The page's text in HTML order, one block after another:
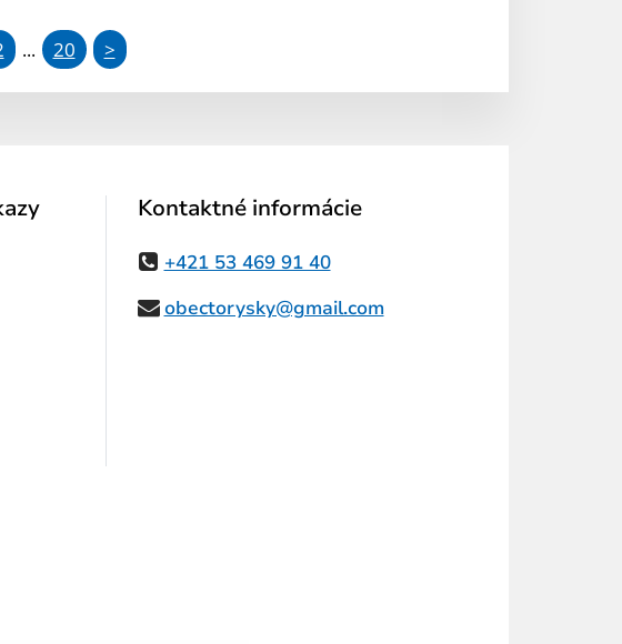
... 20 >
Kontaktné informácie
+421 53 469 91 40
obectorysky@gmail.com